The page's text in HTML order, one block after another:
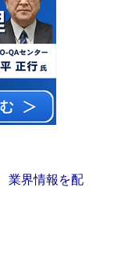
界情報を配